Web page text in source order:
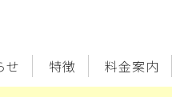
せ 特徴 料金案内